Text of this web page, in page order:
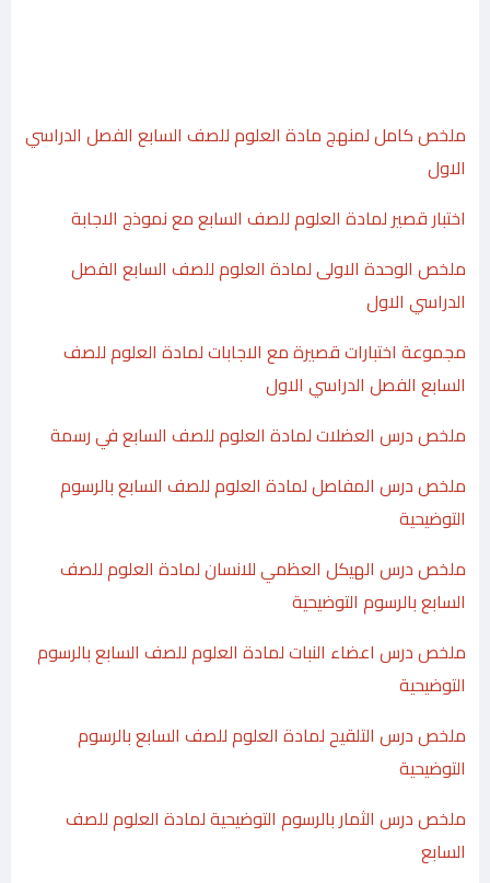
ملخص كامل لمنهج مادة العلوم للصف السابع الفصل الدراسي
الاول
اختبار قصير لمادة العلوم للصف السابع مع نموذج الاجابة
ملخص الوحدة الاولى لمادة العلوم للصف السابع الفصل
الدراسي الاول
مجموعة اختبارات قصيرة مع الاجابات لمادة العلوم للصف
السابع الفصل الدراسي الاول
ملخص درس العضلات لمادة العلوم للصف السابع في رسمة
ملخص درس المفاصل لمادة العلوم للصف السابع بالرسوم
التوضيحية
ملخص درس الهيكل العظمي للانسان لمادة العلوم للصف
السابع بالرسوم التوضيحية
ملخص درس اعضاء النبات لمادة العلوم للصف السابع بالرسوم
التوضيحية
ملخص درس التلقيح لمادة العلوم للصف السابع بالرسوم
التوضيحية
ملخص درس الثمار بالرسوم التوضيحية لمادة العلوم للصف
السابع